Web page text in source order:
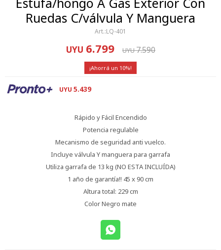
Ruedas C/válvula Y Manguera
LQ-401
UYU 6.799 UYU7.590
10
UYU 5.439
Rápido y Fácil Encendido
Potencia regulable
Mecanismo de seguridad anti vuelco.
Incluye válvula Y manguera para garrafa
Utiliza garrafa de 13 kg (NO ESTA INCLUÍDA)
1 año de garantía!! 45 x 90 cm
Altura total: 229 cm
Color Negro mate